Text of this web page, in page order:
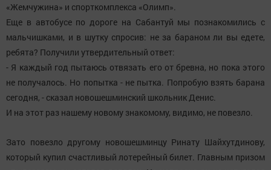
«Жемчужина» и спорткомплекса «Олимп».
Еще в автобусе по дороге на Сабантуй мы познакомились с
мальчишками, и в шутку спросив: не за бараном ли вы едете,
ребята? Получили утвердительный ответ:
- Я каждый год пытаюсь отвязать его от бревна, но пока этого
не получалось. Но попытка - не пытка. Попробую взять барана
сегодня, - сказал новошешминский школьник Денис.
И на этот раз нашему новому знакомому, видимо, не повезло.
Зато повезло другому новошешминцу Ринату Шайхутдинову,
который купил счастливый лотерейный билет. Главным призом